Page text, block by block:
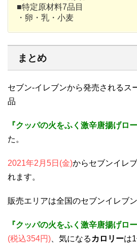
■特定原材料7品目
・卵・乳・小麦
まとめ
セブン-イレブンから発売されるス
品
『クッパの火をふく激辛唐揚げロー
た。
2021年2月5日(金)からセブンイレ
れます。
販売エリアは全国のセブンイレブ
『クッパの火をふく激辛唐揚げロー
(税込354円) 、気になる カロリーは